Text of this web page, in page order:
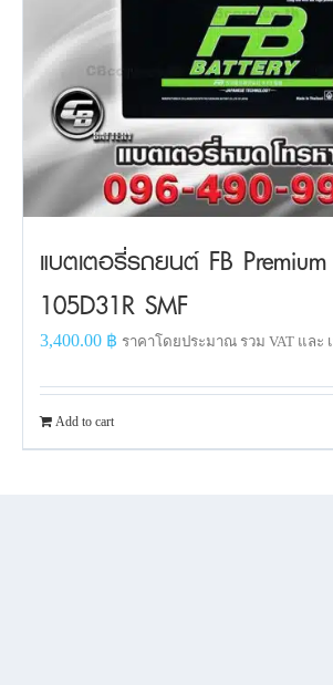
แบตเตอรี่รถยนต์ FB
105D31R SMF
3,400.00 ฿ ราคาโดยประมาณ รวม VAT และ
Add to cart